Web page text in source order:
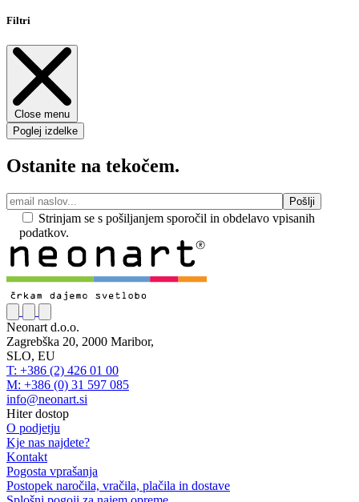
Filtri
Close menu
Poglej izdelke
Ostanite na tekočem.
Strinjam se s pošiljanjem sporočil in obdelavo vpisanih
podatkov.
Neonart d.o.o.
Zagrebška 20, 2000 Maribor,
SLO, EU
T: +386 (2) 426 01 00
M: +386 (0) 31 597 085
info@neonart.si
Hiter dostop
O podjetju
Kje nas najdete?
Kontakt
Pogosta vprašanja
Postopek naročila, vračila, plačila in dostave